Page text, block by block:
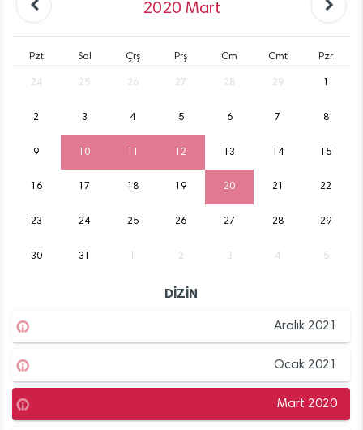
2020 Mart
Pzt Sal Çrş Prş Cm Cmt Pzr
24 25 26 27 28 29
2 3 4 5 6 7 8
9 10 12 13 14 15
16 17 18 19 20 21 22
23 24 25 26 27 28 29
30 31 2 3 4 5
DİZİN
Aralık 2021
Ocak 2021
Mart 2020